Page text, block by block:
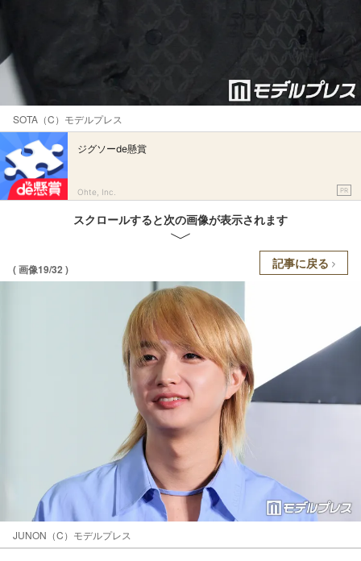
SOTA（C）モデルプレス
ジグソーde懸賞
Ohte, Inc. PR
スクロールすると次の画像が表示されます
( 画像19/32 ) 記事に戻る
JUNON（C）モデルプレス